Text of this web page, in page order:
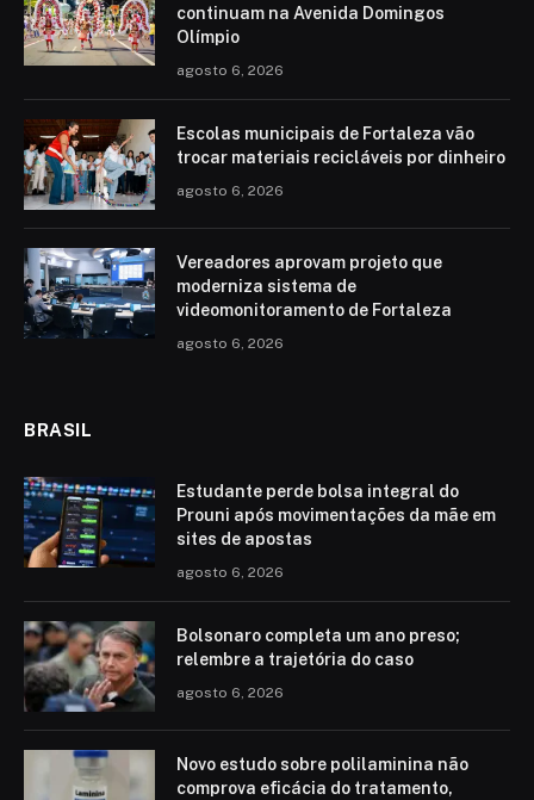
continuam na Avenida Domingos
Olímpio
agosto 6, 2026
Escolas municipais de Fortaleza vão
trocar materiais recicláveis por dinheiro
agosto 6, 2026
Vereadores aprovam projeto que
moderniza sistema de
videomonitoramento de Fortaleza
agosto 6, 2026
BRASIL
Estudante perde bolsa integral do
Prouni após movimentações da mãe em
sites de apostas
agosto 6, 2026
Bolsonaro completa um ano preso;
relembre a trajetória do caso
agosto 6, 2026
Novo estudo sobre polilaminina não
comprova eficácia do tratamento,